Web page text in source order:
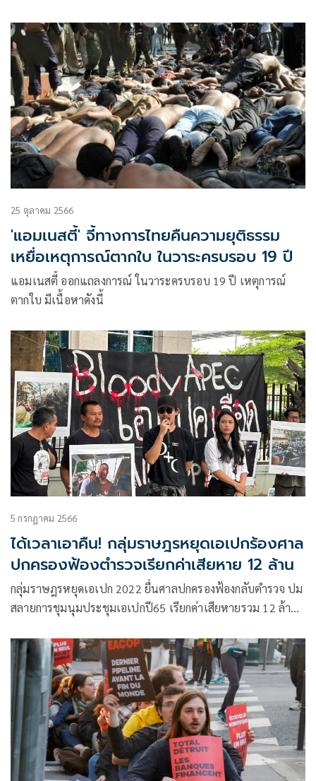
25 ตุลาคม 2566
'แอมเนสตี้' จี้ทางการไทยคืนความยุติธรรม
เหยื่อเหตุการณ์ตากใบ ในวาระครบรอบ 19 ปี
แอมเนสตี้ ออกแถลงการณ์ ในวาระครบรอบ 19 ปี เหตุการณ์
ตากใบ มีเนื้อหาดังนี้
5 กรกฎาคม 2566
ได้เวลาเอาคืน! กลุ่มราษฎรหยุดเอเปกร้องศาล
ปกครองฟ้องตำรวจเรียกค่าเสียหาย 12 ล้าน
กลุ่มราษฎรหยุดเอเปก 2022 ยื่นศาลปกครองฟ้องกลับตำรวจ ปม
สลายการชุมนุมประชุมเอเปกปี65 เรียกค่าเสียหายรวม 12 ล้าน
พริกเผาเกลือ